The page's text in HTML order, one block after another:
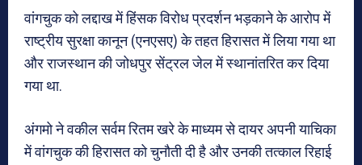
वांगचुक को लद्दाख में हिंसक विरोध प्रदर्शन भड़काने के आरोप में
राष्ट्रीय सुरक्षा कानून (एनएसए) के तहत हिरासत में लिया गया था
और राजस्थान की जोधपुर सेंट्रल जेल में स्थानांतरित कर दिया
गया था.
अंगमो ने वकील सर्वम रितम खरे के माध्यम से दायर अपनी याचिका
में वांगचुक की हिरासत को चुनौती दी है और उनकी तत्काल रिहाई